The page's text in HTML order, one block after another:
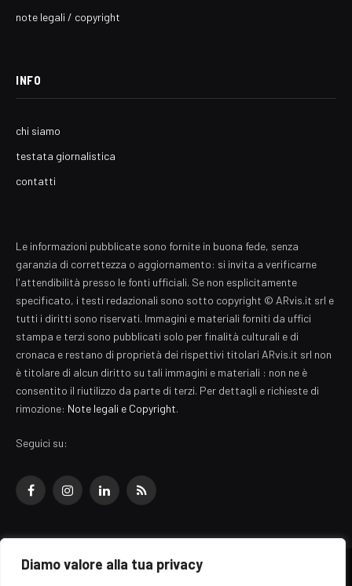
Diamo valore alla tua privacy
note legali / copyright
INFO
chi siamo
testata giornalistica
contatti
Le informazioni pubblicate sono fornite in buona fede, senza
garanzia di correttezza o aggiornamento: si invita a verificarne
l'attendibilità presso le fonti ufficiali. Se non esplicitamente
specificato, i testi redazionali sono sotto copyright © ARvis.it srl e
tutti i diritti sono riservati. Immagini e materiali forniti da uffici
stampa e terzi sono pubblicati solo per finalità culturali e di
cronaca e restano di proprietà dei rispettivi titolari ARvis.it srl non
è titolare di alcun diritto su tali immagini e materiali : non ne è
consentito il riutilizzo da parte di terzi. Per dettagli e richieste di
rimozione: Note legali e Copyright.
Seguici su:
FacebookInstagramLinkedInRSS